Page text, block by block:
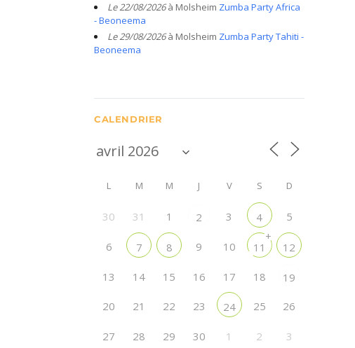
Le 22/08/2026à Molsheim Zumba Party Africa
- Beoneema
Le 29/08/2026à Molsheim Zumba Party Tahiti -
Beoneema
CALENDRIER
L M M J V S D
30 31 1 2 3 4 5
6 7 8 9 10 11
+
12
13 14 15 16 17 18 19
20 21 22 23 24 25 26
27 28 29 30 1 2 3